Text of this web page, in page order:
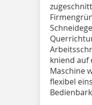
kniend auf
Maschine
flexibel